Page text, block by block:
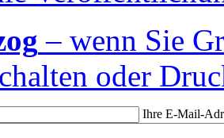
– wenn Sie
oder
Ihre E-Mail-